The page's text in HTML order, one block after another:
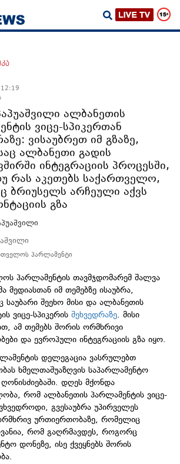
12:19
ალბანეთის
ვიცე-სპიკერთან
ვისაუბრეთ იმ გზაზე,
ალბანეთი გადის
ინტეგრაციის პროცესში,
რას აკეთებს საქართველო,
ბრიუსელს არჩეული აქვს
გზა
პარლამენტი
პარლამენტის თავმჯდომარემ შალვა
მედიასთან იმ თემებზე ისაუბრა,
შეეხო მისი და ალბანეთის
ვიცე-სპიკერის შეხვედრაზე. მისი
ამ თემებს შორის ორმხრივი
და ევროპული ინტეგრაციის გზა იყო.
დელეგაცია ვასრულებთ
ხმელთაშუაზღვის საპარლამენტო
დღეს მქონდა
რომ ალბანეთის პარლამენტის ვიცე-
გვესაუბრა უპირველეს
ურთიერთობაზე, რომელიც
რომ გაღრმავდეს, როგორც
დონეზე, ისე ქვეყნებს შორის